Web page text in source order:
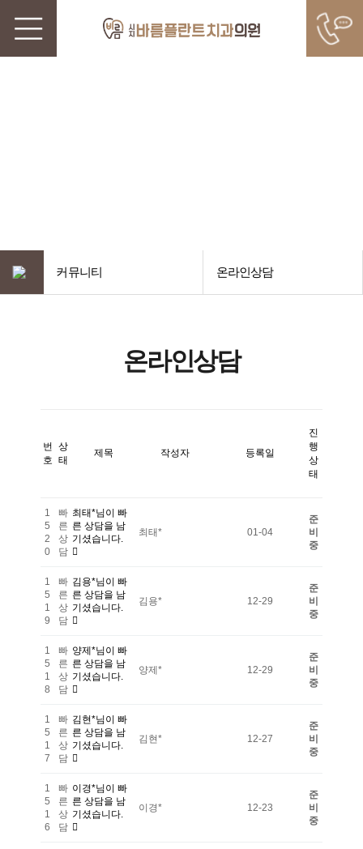
커뮤니티 온라인상담
온라인상담
번
호
상
태
제목 작성자 등록일
진
행
상
태
1
5
2
0
빠
른
상
담
최태*님이 빠
른 상담을 남
기셨습니다.
최태* 01-04
준
비
중
1
5
1
9
빠
른
상
담
김용*님이 빠
른 상담을 남
기셨습니다.
김용* 12-29
준
비
중
1
5
1
8
빠
른
상
담
양제*님이 빠
른 상담을 남
기셨습니다.
양제* 12-29
준
비
중
1
5
1
7
빠
른
상
담
김현*님이 빠
른 상담을 남
기셨습니다.
김현* 12-27
준
비
중
1
5
1
6
빠
른
상
담
이경*님이 빠
른 상담을 남
기셨습니다.
이경* 12-23
준
비
중